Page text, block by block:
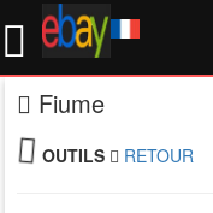
Fiume
OUTILS RETOUR